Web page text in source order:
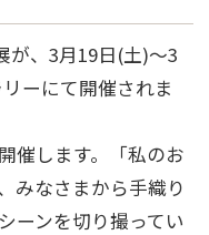
が、3月19日(土)～3
ーにて開催されま
催します。「私のお
みなさまから手織り
ーンを切り撮ってい